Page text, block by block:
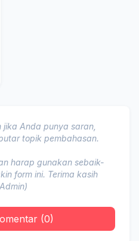
Anda punya saran,
topik pembahasan.
harap gunakan sebaik-
form ini. Terima kasih
(0)